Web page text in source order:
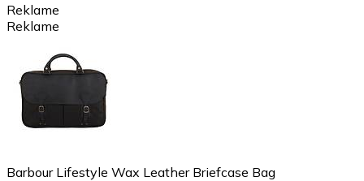
Reklame
Reklame
Barbour Lifestyle Wax Leather Briefcase Bag